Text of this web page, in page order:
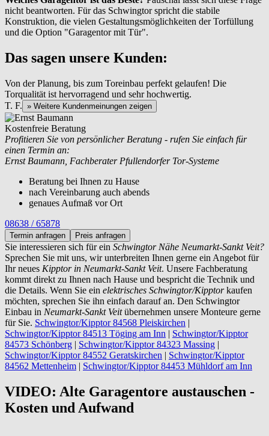
nicht beantworten. Für das Schwingtor spricht die stabile
Konstruktion, die vielen Gestaltungsmöglichkeiten der Torfüllung
und die Option "Garagentor mit Tür".
Das sagen unsere Kunden:
Von der Planung, bis zum Toreinbau perfekt gelaufen! Die
Torqualität ist hervorragend und sehr hochwertig.
T. F. » Weitere Kundenmeinungen zeigen
Kostenfreie Beratung
Profitieren Sie von persönlicher Beratung - rufen Sie einfach für
einen Termin an:
Ernst Baumann, Fachberater Pfullendorfer Tor-Systeme
Beratung bei Ihnen zu Hause
nach Vereinbarung auch abends
genaues Aufmaß vor Ort
08638 / 65878
Termin anfragen Preis anfragen
Sie interessieren sich für ein Schwingtor Nähe Neumarkt-Sankt Veit?
Sprechen Sie mit uns, wir unterbreiten Ihnen gerne ein Angebot für
Ihr neues Kipptor in Neumarkt-Sankt Veit. Unsere Fachberatung
kommt direkt zu Ihnen nach Hause und bespricht die Technik und
die Details. Wenn Sie ein elektrisches Schwingtor/Kipptorkaufen
möchten, sprechen Sie ihn einfach darauf an. Den Schwingtor
Einbau in Neumarkt-Sankt Veitübernehmen unsere Monteure gerne
für Sie. Schwingtor/Kipptor 84568 Pleiskirchen |
Schwingtor/Kipptor 84513 Töging am Inn | Schwingtor/Kipptor
84573 Schönberg | Schwingtor/Kipptor 84323 Massing |
Schwingtor/Kipptor 84552 Geratskirchen | Schwingtor/Kipptor
84562 Mettenheim | Schwingtor/Kipptor 84453 Mühldorf am Inn
VIDEO: Alte Garagentore austauschen -
Kosten und Aufwand